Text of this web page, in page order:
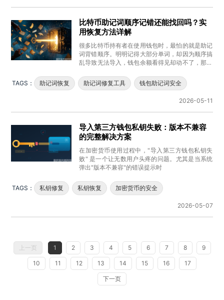
比特币助记词顺序记错还能找回吗？实
用恢复方法详解
很多比特币持有者在使用钱包时，最怕的就是助记
词背错顺序。明明记得大部分单词，却因为顺序搞
乱导致无法导入，钱包余额看得见却动不了，那种
TAGS：
助记词恢复 助记词修复工具 钱包助记词安全
2026-05-11
导入第三方钱包私钥失败：版本不兼容
的完整解决方案
在加密货币使用过程中，"导入第三方钱包私钥失
败" 是一个让无数用户头疼的问题。尤其是当系统
弹出"版本不兼容"的错误提示时
TAGS： 私钥修复 私钥恢复 加密货币的安全
2026-05-07
上一页 1 2 3 4 5 6 7 8 9
10 11 12 13 14 15 16 17
下一页